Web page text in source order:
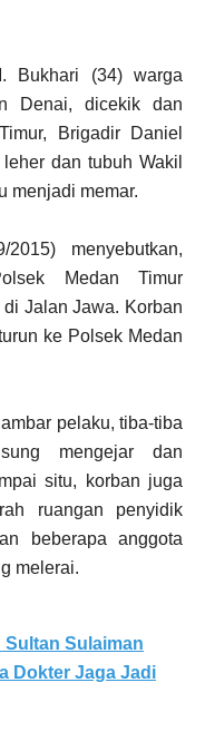
Bukhari (34) warga
Denai, dicekik dan
Brigadir Daniel
dan tubuh Wakil
menjadi memar.
menyebutkan,
Medan Timur
Jalan Jawa. Korban
ke Polsek Medan
pelaku, tiba-tiba
mengejar dan
situ, korban juga
ruangan penyidik
beberapa anggota
melerai.
Sultan Sulaiman
Dokter Jaga Jadi